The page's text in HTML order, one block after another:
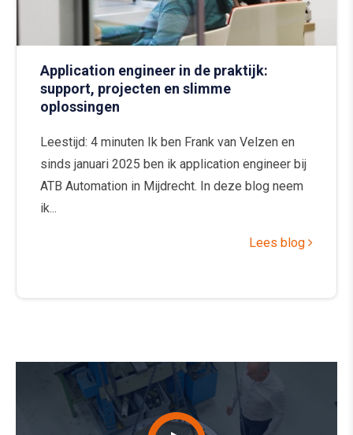
Application engineer in de praktijk:
support, projecten en slimme
oplossingen
Leestijd: 4 minuten Ik ben Frank van Velzen en
sinds januari 2025 ben ik application engineer bij
ATB Automation in Mijdrecht. In deze blog neem
ik...
Lees blog